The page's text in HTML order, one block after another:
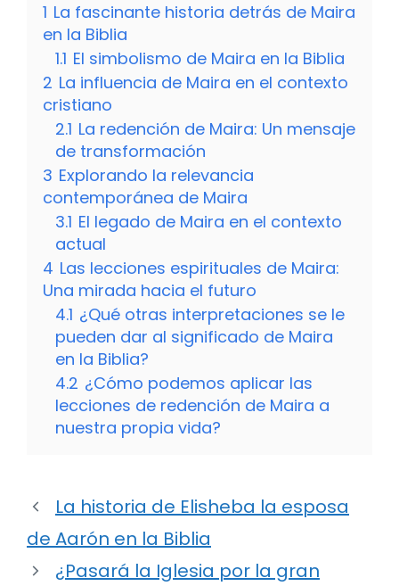
1 La fascinante historia detrás de Maira
en la Biblia
1.1 El simbolismo de Maira en la Biblia
2 La influencia de Maira en el contexto
cristiano
2.1 La redención de Maira: Un mensaje
de transformación
3 Explorando la relevancia
contemporánea de Maira
3.1 El legado de Maira en el contexto
actual
4 Las lecciones espirituales de Maira:
Una mirada hacia el futuro
4.1 ¿Qué otras interpretaciones se le
pueden dar al significado de Maira
en la Biblia?
4.2 ¿Cómo podemos aplicar las
lecciones de redención de Maira a
nuestra propia vida?
La historia de Elisheba la esposa
de Aarón en la Biblia
¿Pasará la Iglesia por la gran